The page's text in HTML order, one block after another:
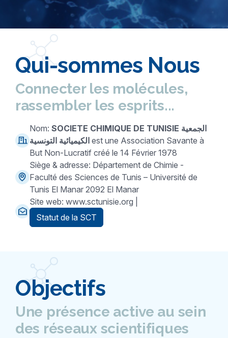
Qui-sommes Nous
Connecter les molécules,
rassembler les esprits...
Nom: SOCIETE CHIMIQUE DE TUNISIE الجمعية
الكيميائية التونسية est une Association Savante à
But Non-Lucratif créé le 14 Février 1978
Siège & adresse: Département de Chimie -
Faculté des Sciences de Tunis – Université de
Tunis El Manar 2092 El Manar
Site web: www.sctunisie.org |
Statut de la SCT
Objectifs
Une présence active au sein
des réseaux scientifiques